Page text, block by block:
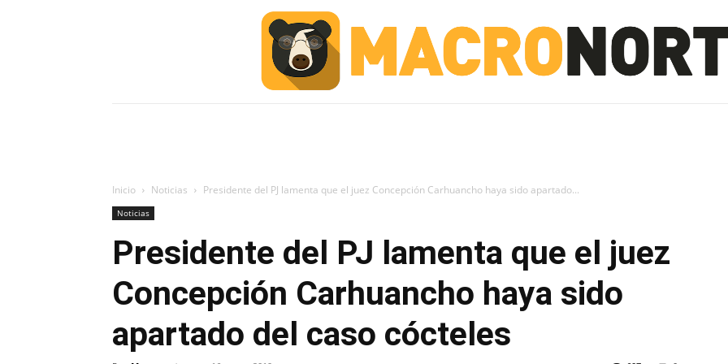
Inicio Noticias Presidente del PJ lamenta que el juez Concepción Carhuancho haya sido apartado...
Noticias
Presidente del PJ lamenta que el juez
Concepción Carhuancho haya sido
apartado del caso cócteles